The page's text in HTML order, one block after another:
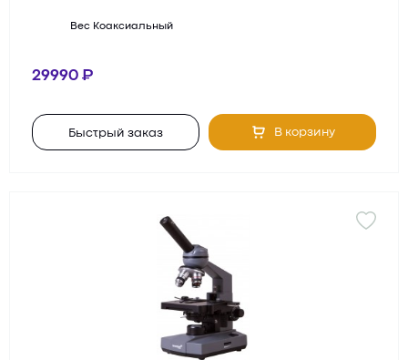
Вес Коаксиальный
29990
Быстрый заказ В корзину